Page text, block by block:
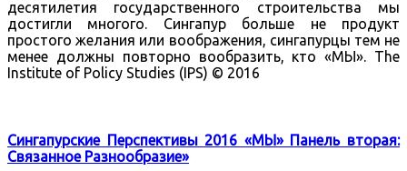
десятилетия государственного строительства мы
достигли многого. Сингапур больше не продукт
простого желания или воображения, сингапурцы тем не
менее должны повторно вообразить, кто «МЫ». The
Institute of Policy Studies (IPS) © 2016
Сингапурские Перспективы 2016 «МЫ» Панель вторая:
Связанное Разнообразие»